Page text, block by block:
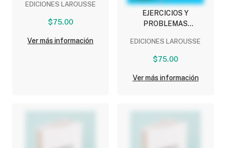
PRIMARIA
(COMPLEMENTOS
EDICIONES LAROUSSE
$75.00
Ver más información
EJERCICIOS Y
PROBLEMAS
PRIMARIA
(COMPLEMENTOS
EDICIONES LAROUSSE
$75.00
Ver más información